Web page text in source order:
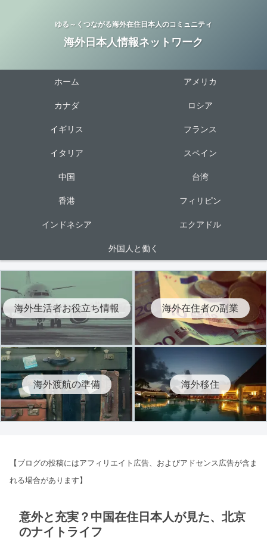
ゆる～くつながる海外在住日本人のコミュニティ
海外日本人情報ネットワーク
ホーム アメリカ
カナダ ロシア
イギリス フランス
イタリア スペイン
中国 台湾
香港 フィリピン
インドネシア エクアドル
外国人と働く
海外生活者お役立ち情報 海外在住者の副業
海外渡航の準備 海外移住
【ブログの投稿にはアフィリエイト広告、およびアドセンス広告が含ま
れる場合があります】
意外と充実？中国在住日本人が見た、北京
のナイトライフ